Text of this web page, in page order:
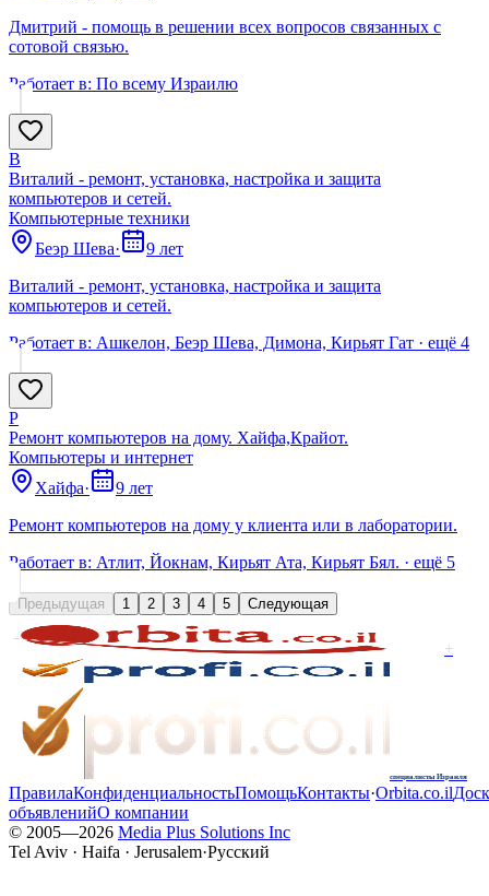
Дмитрий - помощь в решении всех вопросов связанных с
сотовой связью.
Работает в: По всему Израилю
В
Виталий - ремонт, установка, настройка и защита
компьютеров и сетей.
Компьютерные техники
Беэр Шева·
9 лет
Виталий - ремонт, установка, настройка и защита
компьютеров и сетей.
Работает в: Ашкелон, Беэр Шева, Димона, Кирьят Гат · ещё 4
Р
Ремонт компьютеров на дому. Хайфа,Крайот.
Компьютеры и интернет
Хайфа·
9 лет
Ремонт компьютеров на дому у клиента или в лаборатории.
Работает в: Атлит, Йокнам, Кирьят Ата, Кирьят Бял. · ещё 5
Предыдущая 1 2 3 4 5 Следующая
+
специалисты Израиля
ПравилаКонфиденциальностьПомощьКонтакты·Orbita.co.il
объявленийО компании
© 2005—2026 Media Plus Solutions Inc
Tel Aviv · Haifa · Jerusalem·Русский